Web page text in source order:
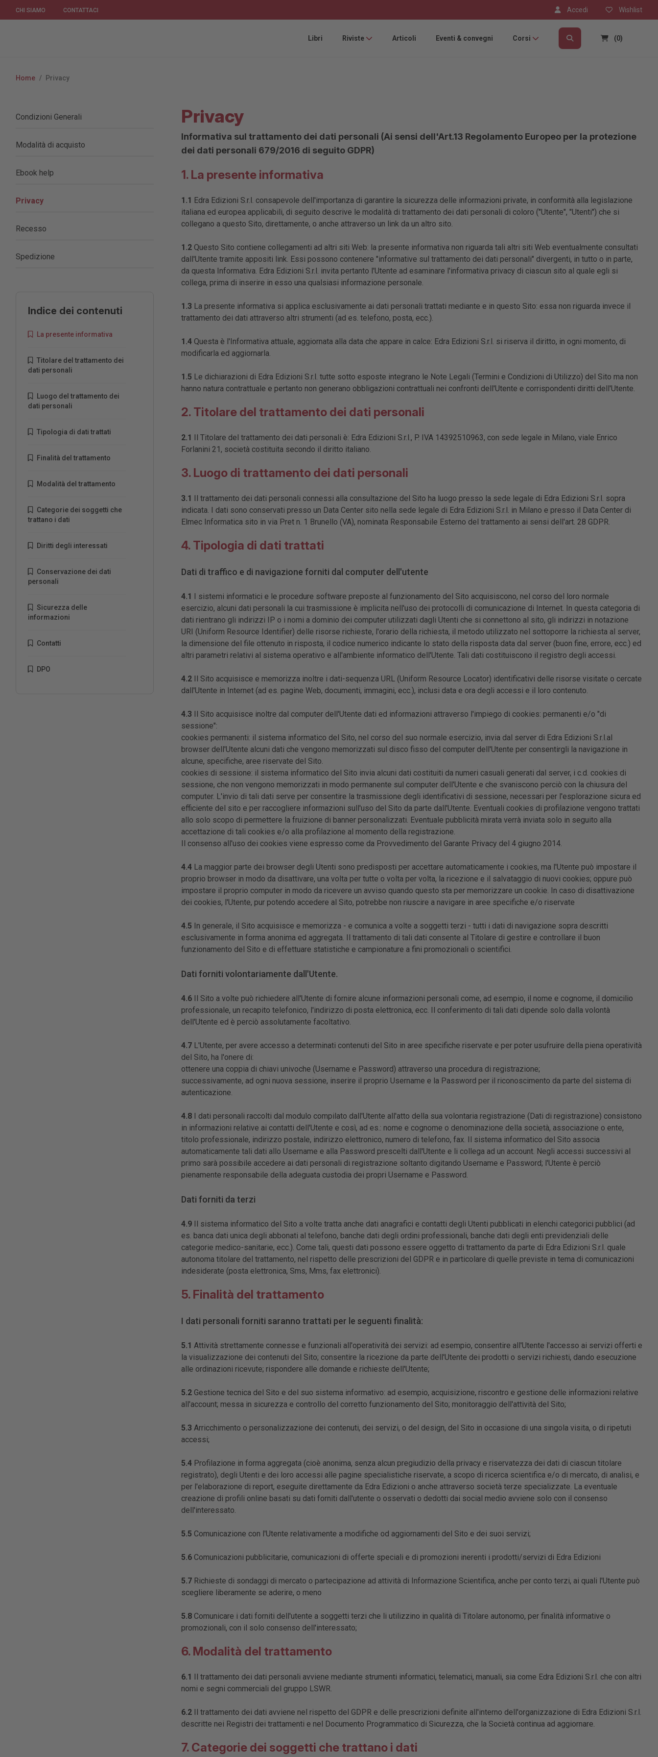
CHI SIAMO CONTATTACI Accedi Wishlist
Libri Riviste Articoli Eventi & convegni Corsi (0)
Home / Privacy
Condizioni Generali
Modalità di acquisto
Ebook help
Privacy
Recesso
Spedizione
Indice dei contenuti
La presente informativa
Titolare del trattamento dei
dati personali
Luogo del trattamento dei
dati personali
Tipologia di dati trattati
Finalità del trattamento
Modalità del trattamento
Categorie dei soggetti che
trattano i dati
Diritti degli interessati
Conservazione dei dati
personali
Sicurezza delle
informazioni
Contatti
DPO
Privacy
Informativa sul trattamento dei dati personali (Ai sensi dell'Art.13 Regolamento Europeo per la protezione
dei dati personali 679/2016 di seguito GDPR)
1. La presente informativa
1.1 Edra Edizioni S.r.l. consapevole dell'importanza di garantire la sicurezza delle informazioni private, in conformità alla legislazione
italiana ed europea applicabili, di seguito descrive le modalità di trattamento dei dati personali di coloro ("Utente", "Utenti") che si
collegano a questo Sito, direttamente, o anche attraverso un link da un altro sito.
1.2 Questo Sito contiene collegamenti ad altri siti Web: la presente informativa non riguarda tali altri siti Web eventualmente consultati
dall'Utente tramite appositi link. Essi possono contenere "informative sul trattamento dei dati personali" divergenti, in tutto o in parte,
da questa Informativa. Edra Edizioni S.r.l. invita pertanto l'Utente ad esaminare l'informativa privacy di ciascun sito al quale egli si
collega, prima di inserire in esso una qualsiasi informazione personale.
1.3 La presente informativa si applica esclusivamente ai dati personali trattati mediante e in questo Sito: essa non riguarda invece il
trattamento dei dati attraverso altri strumenti (ad es. telefono, posta, ecc.).
1.4 Questa è l'Informativa attuale, aggiornata alla data che appare in calce: Edra Edizioni S.r.l. si riserva il diritto, in ogni momento, di
modificarla ed aggiornarla.
1.5 Le dichiarazioni di Edra Edizioni S.r.l. tutte sotto esposte integrano le Note Legali (Termini e Condizioni di Utilizzo) del Sito ma non
hanno natura contrattuale e pertanto non generano obbligazioni contrattuali nei confronti dell'Utente e corrispondenti diritti dell'Utente.
2. Titolare del trattamento dei dati personali
2.1 Il Titolare del trattamento dei dati personali è: Edra Edizioni S.r.l., P. IVA 14392510963, con sede legale in Milano, viale Enrico
Forlanini 21, società costituita secondo il diritto italiano.
3. Luogo di trattamento dei dati personali
3.1 Il trattamento dei dati personali connessi alla consultazione del Sito ha luogo presso la sede legale di Edra Edizioni S.r.l. sopra
indicata. I dati sono conservati presso un Data Center sito nella sede legale di Edra Edizioni S.r.l. in Milano e presso il Data Center di
Elmec Informatica sito in via Pret n. 1 Brunello (VA), nominata Responsabile Esterno del trattamento ai sensi dell'art. 28 GDPR.
4. Tipologia di dati trattati
Dati di traffico e di navigazione forniti dal computer dell'utente
4.1 I sistemi informatici e le procedure software preposte al funzionamento del Sito acquisiscono, nel corso del loro normale
esercizio, alcuni dati personali la cui trasmissione è implicita nell'uso dei protocolli di comunicazione di Internet. In questa categoria di
dati rientrano gli indirizzi IP o i nomi a dominio dei computer utilizzati dagli Utenti che si connettono al sito, gli indirizzi in notazione
URI (Uniform Resource Identifier) delle risorse richieste, l'orario della richiesta, il metodo utilizzato nel sottoporre la richiesta al server,
la dimensione del file ottenuto in risposta, il codice numerico indicante lo stato della risposta data dal server (buon fine, errore, ecc.) ed
altri parametri relativi al sistema operativo e all'ambiente informatico dell'Utente. Tali dati costituiscono il registro degli accessi.
4.2 Il Sito acquisisce e memorizza inoltre i dati-sequenza URL (Uniform Resource Locator) identificativi delle risorse visitate o cercate
dall'Utente in Internet (ad es. pagine Web, documenti, immagini, ecc.), inclusi data e ora degli accessi e il loro contenuto.
4.3 Il Sito acquisisce inoltre dal computer dell'Utente dati ed informazioni attraverso l'impiego di cookies: permanenti e/o "di
sessione":
cookies permanenti: il sistema informatico del Sito, nel corso del suo normale esercizio, invia dal server di Edra Edizioni S.r.l.al
browser dell'Utente alcuni dati che vengono memorizzati sul disco fisso del computer dell'Utente per consentirgli la navigazione in
alcune, specifiche, aree riservate del Sito.
cookies di sessione: il sistema informatico del Sito invia alcuni dati costituiti da numeri casuali generati dal server, i c.d. cookies di
sessione, che non vengono memorizzati in modo permanente sul computer dell'Utente e che svaniscono perciò con la chiusura del
computer. L'invio di tali dati serve per consentire la trasmissione degli identificativi di sessione, necessari per l'esplorazione sicura ed
efficiente del sito e per raccogliere informazioni sull'uso del Sito da parte dall'Utente. Eventuali cookies di profilazione vengono trattati
allo solo scopo di permettere la fruizione di banner personalizzati. Eventuale pubblicità mirata verrà inviata solo in seguito alla
accettazione di tali cookies e/o alla profilazione al momento della registrazione.
Il consenso all'uso dei cookies viene espresso come da Provvedimento del Garante Privacy del 4 giugno 2014.
4.4 La maggior parte dei browser degli Utenti sono predisposti per accettare automaticamente i cookies, ma l'Utente può impostare il
proprio browser in modo da disattivare, una volta per tutte o volta per volta, la ricezione e il salvataggio di nuovi cookies; oppure può
impostare il proprio computer in modo da ricevere un avviso quando questo sta per memorizzare un cookie. In caso di disattivazione
dei cookies, l'Utente, pur potendo accedere al Sito, potrebbe non riuscire a navigare in aree specifiche e/o riservate
4.5 In generale, il Sito acquisisce e memorizza - e comunica a volte a soggetti terzi - tutti i dati di navigazione sopra descritti
esclusivamente in forma anonima ed aggregata. Il trattamento di tali dati consente al Titolare di gestire e controllare il buon
funzionamento del Sito e di effettuare statistiche e campionature a fini promozionali o scientifici.
Dati forniti volontariamente dall'Utente.
4.6 Il Sito a volte può richiedere all'Utente di fornire alcune informazioni personali come, ad esempio, il nome e cognome, il domicilio
professionale, un recapito telefonico, l'indirizzo di posta elettronica, ecc. Il conferimento di tali dati dipende solo dalla volontà
dell'Utente ed è perciò assolutamente facoltativo.
4.7 L'Utente, per avere accesso a determinati contenuti del Sito in aree specifiche riservate e per poter usufruire della piena operatività
del Sito, ha l'onere di:
ottenere una coppia di chiavi univoche (Username e Password) attraverso una procedura di registrazione;
successivamente, ad ogni nuova sessione, inserire il proprio Username e la Password per il riconoscimento da parte del sistema di
autenticazione.
4.8 I dati personali raccolti dal modulo compilato dall'Utente all'atto della sua volontaria registrazione (Dati di registrazione) consistono
in informazioni relative ai contatti dell'Utente e così, ad es.: nome e cognome o denominazione della società, associazione o ente,
titolo professionale, indirizzo postale, indirizzo elettronico, numero di telefono, fax. Il sistema informatico del Sito associa
automaticamente tali dati allo Username e alla Password prescelti dall'Utente e li collega ad un account. Negli accessi successivi al
primo sarà possibile accedere ai dati personali di registrazione soltanto digitando Username e Password; l'Utente è perciò
pienamente responsabile della adeguata custodia dei propri Username e Password.
Dati forniti da terzi
4.9 Il sistema informatico del Sito a volte tratta anche dati anagrafici e contatti degli Utenti pubblicati in elenchi categorici pubblici (ad
es. banca dati unica degli abbonati al telefono, banche dati degli ordini professionali, banche dati degli enti previdenziali delle
categorie medico-sanitarie, ecc.). Come tali, questi dati possono essere oggetto di trattamento da parte di Edra Edizioni S.r.l. quale
autonoma titolare del trattamento, nel rispetto delle prescrizioni del GDPR e in particolare di quelle previste in tema di comunicazioni
indesiderate (posta elettronica, Sms, Mms, fax elettronici).
5. Finalità del trattamento
I dati personali forniti saranno trattati per le seguenti finalità:
5.1 Attività strettamente connesse e funzionali all'operatività dei servizi: ad esempio, consentire all'Utente l'accesso ai servizi offerti e
la visualizzazione dei contenuti del Sito; consentire la ricezione da parte dell'Utente dei prodotti o servizi richiesti, dando esecuzione
alle ordinazioni ricevute; rispondere alle domande e richieste dell'Utente;
5.2 Gestione tecnica del Sito e del suo sistema informativo: ad esempio, acquisizione, riscontro e gestione delle informazioni relative
all'account; messa in sicurezza e controllo del corretto funzionamento del Sito; monitoraggio dell'attività del Sito;
5.3 Arricchimento o personalizzazione dei contenuti, dei servizi, o del design, del Sito in occasione di una singola visita, o di ripetuti
accessi;
5.4 Profilazione in forma aggregata (cioè anonima, senza alcun pregiudizio della privacy e riservatezza dei dati di ciascun titolare
registrato), degli Utenti e dei loro accessi alle pagine specialistiche riservate, a scopo di ricerca scientifica e/o di mercato, di analisi, e
per l'elaborazione di report, eseguite direttamente da Edra Edizioni o anche attraverso società terze specializzate. La eventuale
creazione di profili online basati su dati forniti dall'utente o osservati o dedotti dai social medio avviene solo con il consenso
dell'interessato.
5.5 Comunicazione con l'Utente relativamente a modifiche od aggiornamenti del Sito e dei suoi servizi;
5.6 Comunicazioni pubblicitarie, comunicazioni di offerte speciali e di promozioni inerenti i prodotti/servizi di Edra Edizioni
5.7 Richieste di sondaggi di mercato o partecipazione ad attività di Informazione Scientifica, anche per conto terzi, ai quali l'Utente può
scegliere liberamente se aderire, o meno
5.8 Comunicare i dati forniti dell'utente a soggetti terzi che li utilizzino in qualità di Titolare autonomo, per finalità informative o
promozionali, con il solo consenso dell'interessato;
6. Modalità del trattamento
6.1 Il trattamento dei dati personali avviene mediante strumenti informatici, telematici, manuali, sia come Edra Edizioni S.r.l. che con altri
nomi e segni commerciali del gruppo LSWR.
6.2 Il trattamento dei dati avviene nel rispetto del GDPR e delle prescrizioni definite all'interno dell'organizzazione di Edra Edizioni S.r.l.
descritte nei Registri dei trattamenti e nel Documento Programmatico di Sicurezza, che la Società continua ad aggiornare.
7. Categorie dei soggetti che trattano i dati